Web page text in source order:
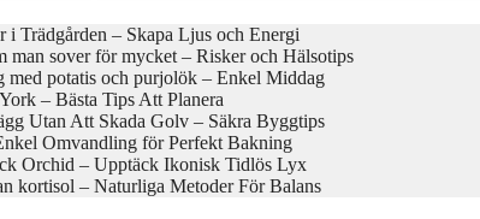
i Trädgården – Skapa Ljus och Energi
man sover för mycket – Risker och Hälsotips
med potatis och purjolök – Enkel Middag
– Bästa Tips Att Planera
Utan Att Skada Golv – Säkra Byggtips
Omvandling för Perfekt Bakning
Orchid – Upptäck Ikonisk Tidlös Lyx
kortisol – Naturliga Metoder För Balans